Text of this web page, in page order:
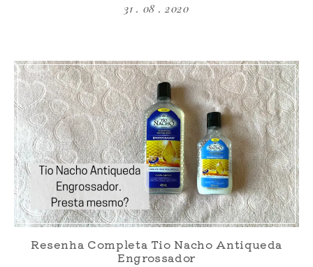
31 . 08 . 2020
Resenha Completa Tio Nacho Antiqueda
Engrossador